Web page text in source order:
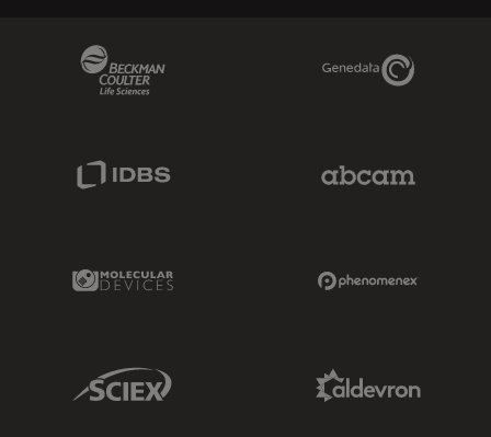
Genedata Link
Molecular Devices Link
Sciex Link